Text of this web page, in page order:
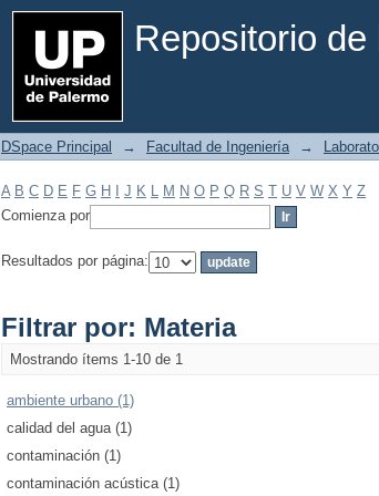
Repositorio
Filtrar por: Materia
DSpace Principal → Facultad de Ingeniería →
A B C D E F G H J K L M N O P Q R S T U V W X Y Z
Comienza por
Resultados por página:
Filtrar por: Materia
Mostrando ítems 1-10 de 1
ambiente urbano (1)
calidad del agua (1)
contaminación (1)
contaminación acústica (1)